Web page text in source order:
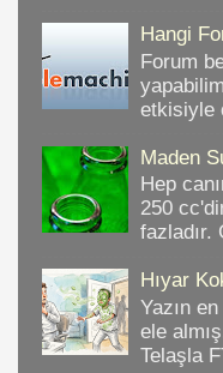
Hangi
Forum
etkisiyle
Maden
Hep
250
fazladır.
Hıyar
Yazın
ele
Telaşla